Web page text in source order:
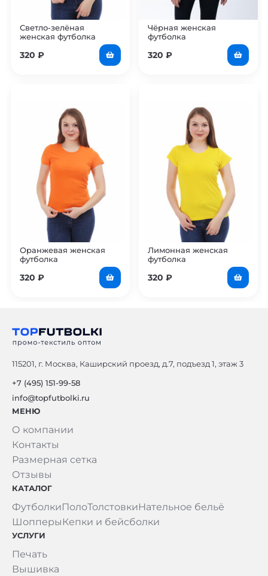
Светло-зелёная
женская футболка
320 ₽
Чёрная женская
футболка
320 ₽
Оранжевая женская
футболка
320 ₽
Лимонная женская
футболка
320 ₽
115201, г. Москва, Каширский проезд, д.7, подъезд 1, этаж 3
+7 (495) 151-99-58
info@topfutbolki.ru
МЕНЮ
О компании
Контакты
Размерная сетка
Отзывы
КАТАЛОГ
ФутболкиПолоТолстовкиНательное бельё
Шопперы Кепки и бейсболки
УСЛУГИ
Печать
Вышивка